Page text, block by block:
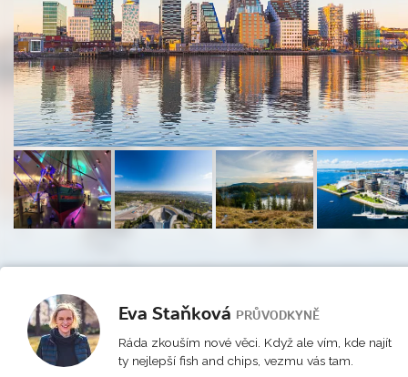
Eva Staňková PRŮVODKYNĚ
Ráda zkouším nové věci. Když ale vím, kde najít
ty nejlepší fish and chips, vezmu vás tam.